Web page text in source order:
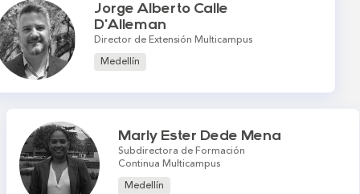
Jorge Alberto Calle
D'Alleman
Director de Extensión Multicampus
Medellín
Marly Ester Dede Mena
Subdirectora de Formación
Continua Multicampus
Medellín